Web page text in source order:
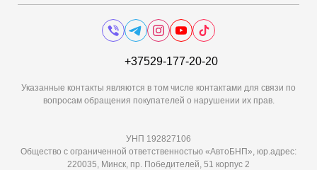
+37529-177-20-20
Указанные контакты являются в том числе контактами для связи по
вопросам обращения покупателей о нарушении их прав.
УНП 192827106
Общество с ограниченной ответственностью «АвтоБНП», юр.адрес:
220035, Минск, пр. Победителей, 51 корпус 2